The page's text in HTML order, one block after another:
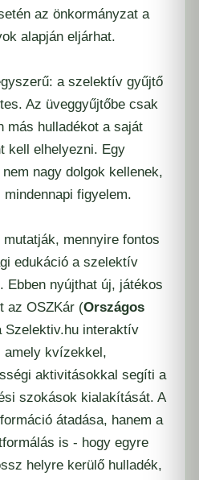
az önkormányzat a
alapján eljárhat.
a szelektív gyűjtő
Az üveggyűjtőbe csak
más hulladékot a saját
kell elhelyezni. Egy
nagy dolgok kellenek,
figyelem.
mennyire fontos
edukáció a szelektív
Ebben nyújthat új, játékos
az OSZKár (Országos
Szelektiv.hu interaktív
amely kvízekkel,
aktivitásokkal segíti a
szokások kialakítását. A
átadása, hanem a
is - hogy egyre
helyre kerülő hulladék,